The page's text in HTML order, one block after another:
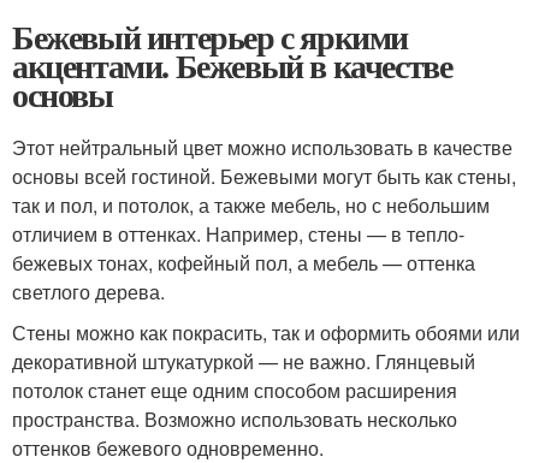
Бежевый интерьер с яркими
акцентами. Бежевый в качестве
основы
Этот нейтральный цвет можно использовать в качестве
основы всей гостиной. Бежевыми могут быть как стены,
так и пол, и потолок, а также мебель, но с небольшим
отличием в оттенках. Например, стены — в тепло-
бежевых тонах, кофейный пол, а мебель — оттенка
светлого дерева.
Стены можно как покрасить, так и оформить обоями или
декоративной штукатуркой — не важно. Глянцевый
потолок станет еще одним способом расширения
пространства. Возможно использовать несколько
оттенков бежевого одновременно.